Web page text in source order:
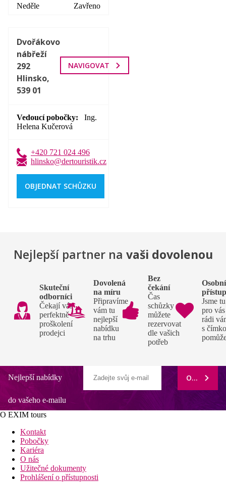
Neděle Zavřeno
Dvořákovo
nábřeží
292
Hlinsko,
539 01
NAVIGOVAT
Vedoucí pobočky
Ing.
Helena Kučerová
+420 721 024 496
hlinsko@dertouristik.cz
OBJEDNAT SCHŮZKU
Nejlepší partner na vaši dovolenou
Skuteční
odborníci
Čekají vás
perfektně
proškolení
prodejci
Dovolená
na míru
Připravíme
vám tu
nejlepší
nabídku
na trhu
Bez
čekání
Čas
schůzky si
můžete
rezervovat
dle vašich
potřeb
Osobní
Jsme tu
pro
rádi
s
Nejlepší nabídky
do vašeho e-mailu
ODEBÍRAT
O EXIM tours
Kontakt
Pobočky
Kariéra
O nás
Užitečné dokumenty
Prohlášení o přístupnosti